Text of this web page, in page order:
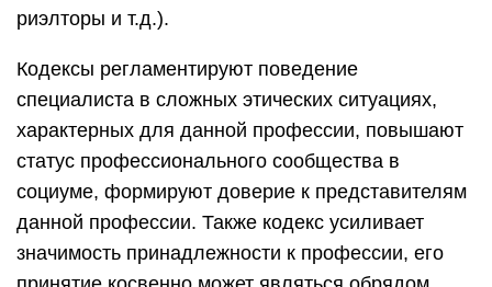
риэлторы и т.д.).
Кодексы регламентируют поведение
специалиста в сложных этических ситуациях,
характерных для данной профессии, повышают
статус профессионального сообщества в
социуме, формируют доверие к представителям
данной профессии. Также кодекс усиливает
значимость принадлежности к профессии, его